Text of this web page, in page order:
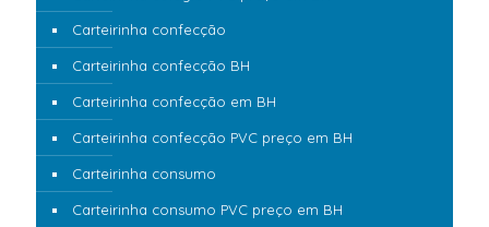
Carteirinha confecção
Carteirinha confecção BH
Carteirinha confecção em BH
Carteirinha confecção PVC preço em BH
Carteirinha consumo
Carteirinha consumo PVC preço em BH